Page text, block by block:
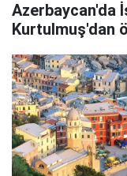
Azerbaycan'da
Kurtulmuş'dan